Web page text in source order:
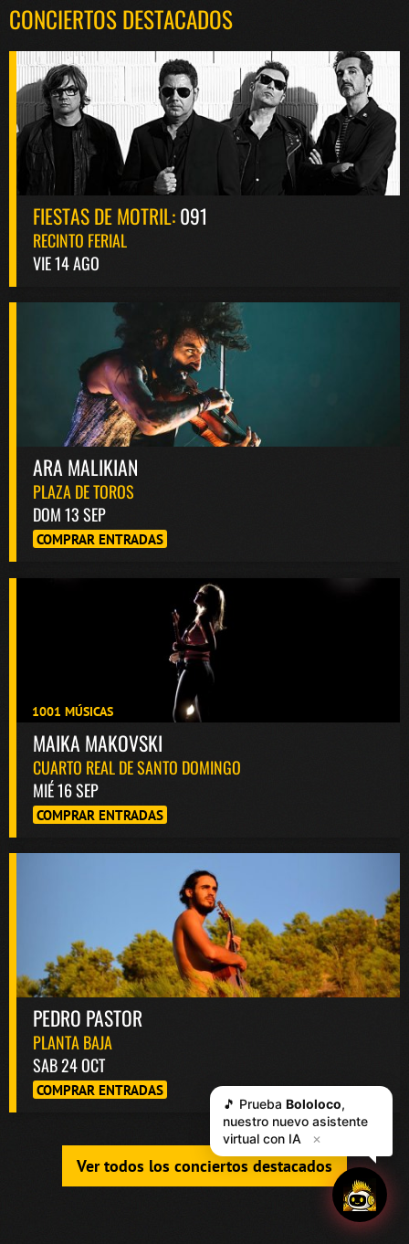
CONCIERTOS DESTACADOS
FIESTAS DE MOTRIL:091
RECINTO FERIAL
VIE 14 AGO
ARA MALIKIAN
PLAZA DE TOROS
DOM 13 SEP
COMPRAR ENTRADAS
1001 MÚSICAS
MAIKA MAKOVSKI
CUARTO REAL DE SANTO DOMINGO
MIÉ 16 SEP
COMPRAR ENTRADAS
PEDRO PASTOR
PLANTA BAJA
SAB 24 OCT
COMPRAR ENTRADAS
Ver todos los conciertos destacados
Bololoco · conciertosengranada.es